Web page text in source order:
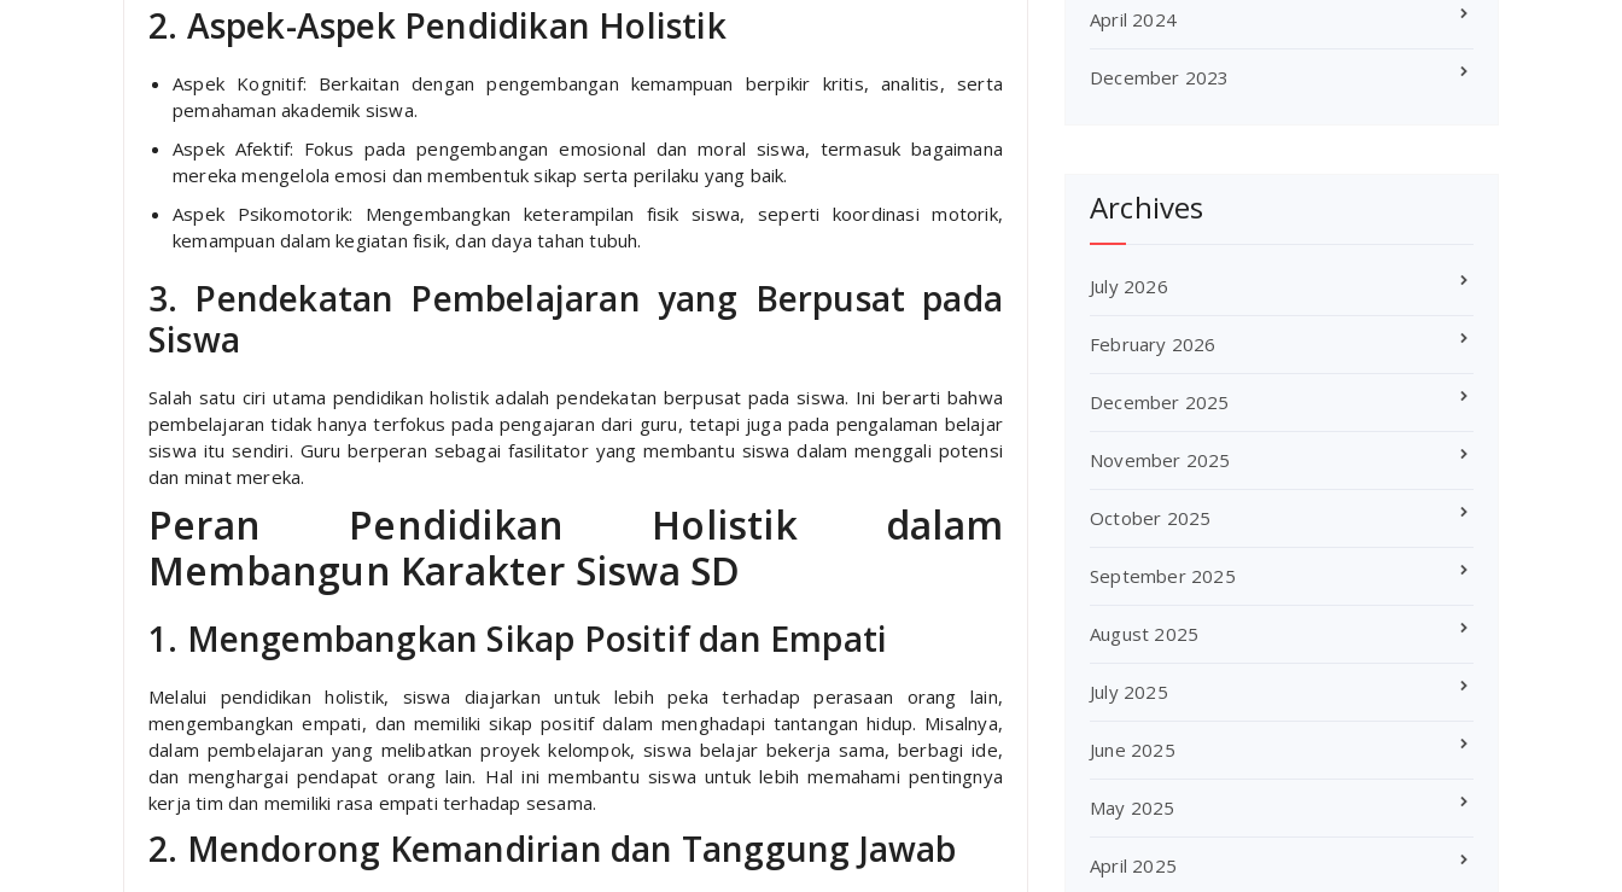
2. Aspek-Aspek Pendidikan Holistik
Aspek Kognitif: Berkaitan dengan pengembangan kemampuan berpikir kritis, analitis, serta
pemahaman akademik siswa.
Aspek Afektif: Fokus pada pengembangan emosional dan moral siswa, termasuk bagaimana
mereka mengelola emosi dan membentuk sikap serta perilaku yang baik.
Aspek Psikomotorik: Mengembangkan keterampilan fisik siswa, seperti koordinasi motorik,
kemampuan dalam kegiatan fisik, dan daya tahan tubuh.
3. Pendekatan Pembelajaran yang Berpusat pada
Siswa
Salah satu ciri utama pendidikan holistik adalah pendekatan berpusat pada siswa. Ini berarti bahwa
pembelajaran tidak hanya terfokus pada pengajaran dari guru, tetapi juga pada pengalaman belajar
siswa itu sendiri. Guru berperan sebagai fasilitator yang membantu siswa dalam menggali potensi
dan minat mereka.
Peran Pendidikan Holistik dalam
Membangun Karakter Siswa SD
1. Mengembangkan Sikap Positif dan Empati
Melalui pendidikan holistik, siswa diajarkan untuk lebih peka terhadap perasaan orang lain,
mengembangkan empati, dan memiliki sikap positif dalam menghadapi tantangan hidup. Misalnya,
dalam pembelajaran yang melibatkan proyek kelompok, siswa belajar bekerja sama, berbagi ide,
dan menghargai pendapat orang lain. Hal ini membantu siswa untuk lebih memahami pentingnya
kerja tim dan memiliki rasa empati terhadap sesama.
2. Mendorong Kemandirian dan Tanggung Jawab
April 2024
December 2023
Archives
July 2026
February 2026
December 2025
November 2025
October 2025
September 2025
August 2025
July 2025
June 2025
May 2025
April 2025